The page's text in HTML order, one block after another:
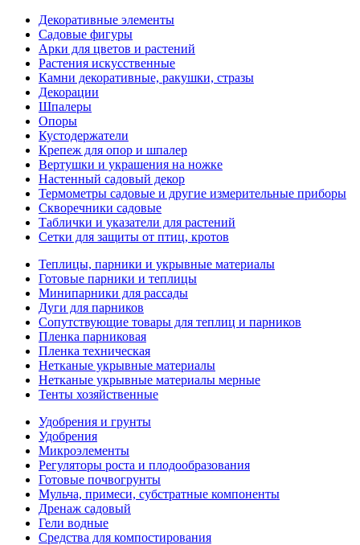
Декоративные элементы
Садовые фигуры
Арки для цветов и растений
Растения искусственные
Камни декоративные, ракушки, стразы
Декорации
Шпалеры
Опоры
Кустодержатели
Крепеж для опор и шпалер
Вертушки и украшения на ножке
Настенный садовый декор
Термометры садовые и другие измерительные приборы
Скворечники садовые
Таблички и указатели для растений
Сетки для защиты от птиц, кротов
Теплицы, парники и укрывные материалы
Готовые парники и теплицы
Минипарники для рассады
Дуги для парников
Сопутствующие товары для теплиц и парников
Пленка парниковая
Пленка техническая
Нетканые укрывные материалы
Нетканые укрывные материалы мерные
Тенты хозяйственные
Удобрения и грунты
Удобрения
Микроэлементы
Регуляторы роста и плодообразования
Готовые почвогрунты
Мульча, примеси, субстратные компоненты
Дренаж садовый
Гели водные
Средства для компостирования